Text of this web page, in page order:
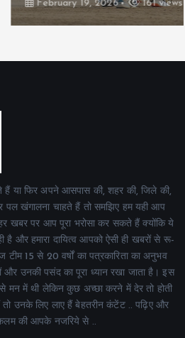
161 views
या फिर अपने आसपास की, शहर की, जिले की,
पल खंगालना चाहते हैं तो समझिए हम यही आप
खबर पर आप पूरा भरोसा कर सकते हैं क्योंकि ये
है और हमारा दायित्व आपको ऐसी ही खबरों से रू-
15 से 20 वर्षों का पत्रकारिता का अनुभव
और उनकी पसंद का पूरा ध्यान रखा जाता है। इस
मन में थी लेकिन कुछ अच्छा करने में देर तो होती
उनके लिए लाए हैं बेहतरीन कंटेंट .. पढ़िए और
की आपके नजरिये से ..